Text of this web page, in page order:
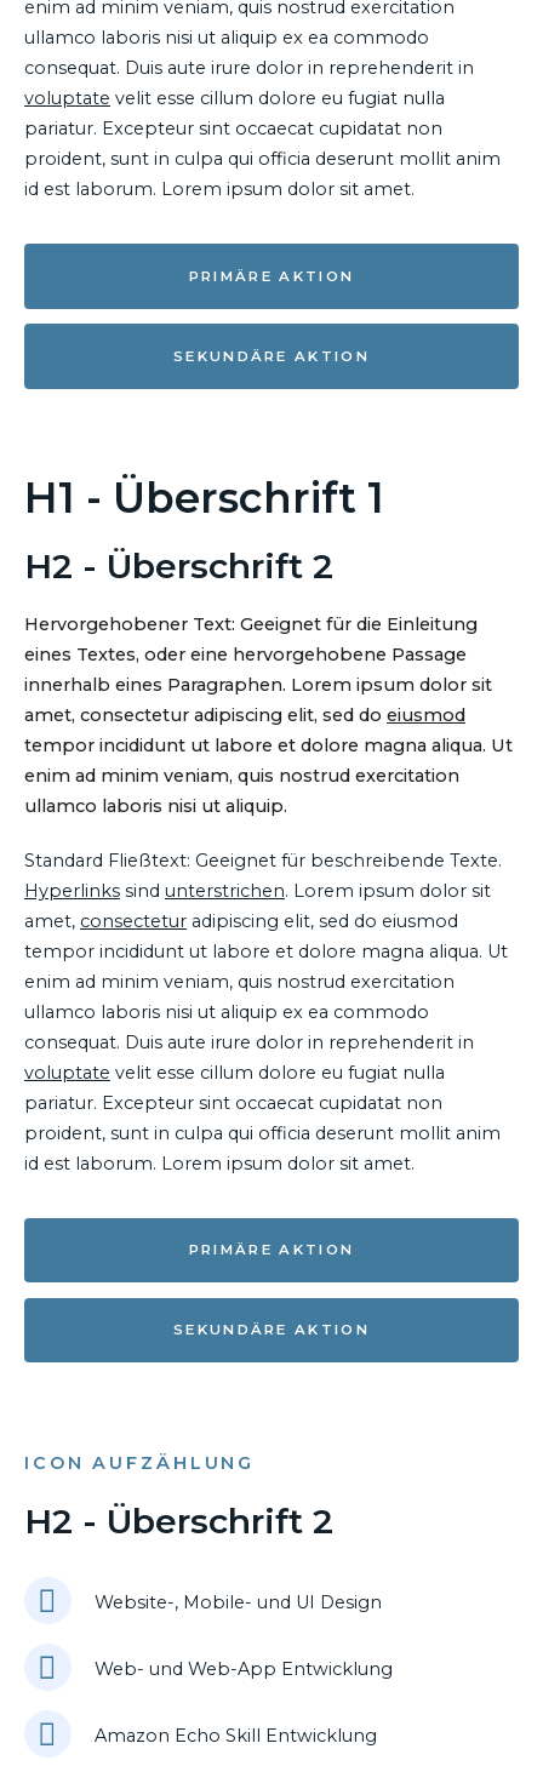
enim ad minim veniam, quis nostrud exercitation
ullamco laboris nisi ut aliquip ex ea commodo
consequat. Duis aute irure dolor in reprehenderit in
voluptate velit esse cillum dolore eu fugiat nulla
pariatur. Excepteur sint occaecat cupidatat non
proident, sunt in culpa qui officia deserunt mollit anim
id est laborum. Lorem ipsum dolor sit amet.
PRIMÄRE AKTION
SEKUNDÄRE AKTION
H1 - Überschrift 1
H2 - Überschrift 2
Hervorgehobener Text: Geeignet für die Einleitung
eines Textes, oder eine hervorgehobene Passage
innerhalb eines Paragraphen. Lorem ipsum dolor sit
amet, consectetur adipiscing elit, sed do eiusmod
tempor incididunt ut labore et dolore magna aliqua. Ut
enim ad minim veniam, quis nostrud exercitation
ullamco laboris nisi ut aliquip.
Standard Fließtext: Geeignet für beschreibende Texte.
Hyperlinks sind unterstrichen. Lorem ipsum dolor sit
amet, consectetur adipiscing elit, sed do eiusmod
tempor incididunt ut labore et dolore magna aliqua. Ut
enim ad minim veniam, quis nostrud exercitation
ullamco laboris nisi ut aliquip ex ea commodo
consequat. Duis aute irure dolor in reprehenderit in
voluptate velit esse cillum dolore eu fugiat nulla
pariatur. Excepteur sint occaecat cupidatat non
proident, sunt in culpa qui officia deserunt mollit anim
id est laborum. Lorem ipsum dolor sit amet.
PRIMÄRE AKTION
SEKUNDÄRE AKTION
ICON AUFZÄHLUNG
H2 - Überschrift 2
Website-, Mobile- und UI Design
Web- und Web-App Entwicklung
Amazon Echo Skill Entwicklung